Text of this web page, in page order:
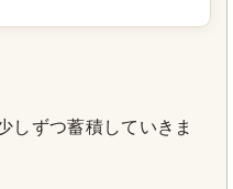
しずつ蓄積していきま